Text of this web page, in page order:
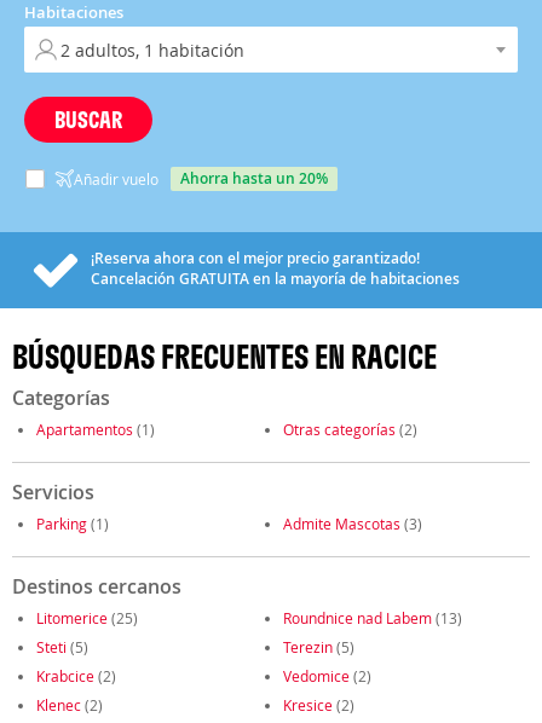
Habitaciones
BUSCAR
Añadir vuelo ahorra hasta un 20%
¡Reserva ahora con el mejor precio garantizado!
Cancelación GRATUITAen la mayoría de habitaciones
BÚSQUEDAS FRECUENTES EN RACICE
Categorías
Apartamentos (1) Otras categorías (2)
Servicios
Parking(1) Admite Mascotas (3)
Destinos cercanos
Litomerice(25) Roundnice nad Labem(13)
Steti (5) Terezin(5)
Krabcice(2) Vedomice(2)
Klenec(2) Kresice(2)